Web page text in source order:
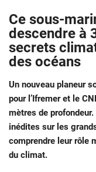
Ce sous-
descendre à
secrets
des océans
Un nouveau planeur
pour l’Ifremer et le
mètres de
inédites sur les
comprendre leur rôle
du climat.